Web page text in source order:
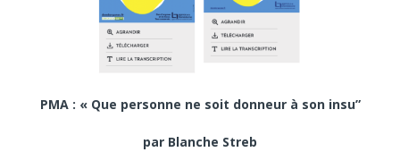
PMA : « Que personne ne soit donneur à son insu”
par Blanche Streb